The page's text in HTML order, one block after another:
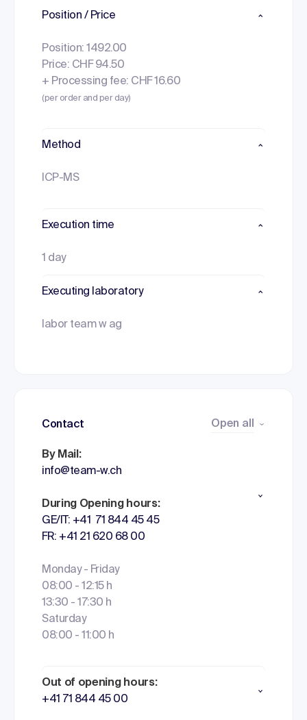
Position / Price
Position: 1492.00
Price: CHF 94.50
+ Processing fee: CHF 16.60
(per order and per day)
Method
ICP-MS
Execution time
1 day
Executing laboratory
labor team w ag
Contact Open all
By Mail:
info@team-w.ch
During Opening hours:
GE/IT: +41 71 844 45 45
FR: +41 21 620 68 00
Monday - Friday
08:00 - 12:15 h
13:30 - 17:30 h
Saturday
08:00 - 11:00 h
Out of opening hours:
+41 71 844 45 00